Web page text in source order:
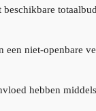
niet-openbare
hebben